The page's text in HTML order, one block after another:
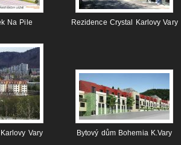
Na Pile Rezidence Crystal Karlovy Vary
Vary Bytový dům Bohemia K.Vary